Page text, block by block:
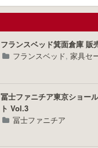
フランスベッド箕面倉庫 販
フランスベッド,家具セ
冨士ファニチア東京ショー
ト Vol.3
冨士ファニチア